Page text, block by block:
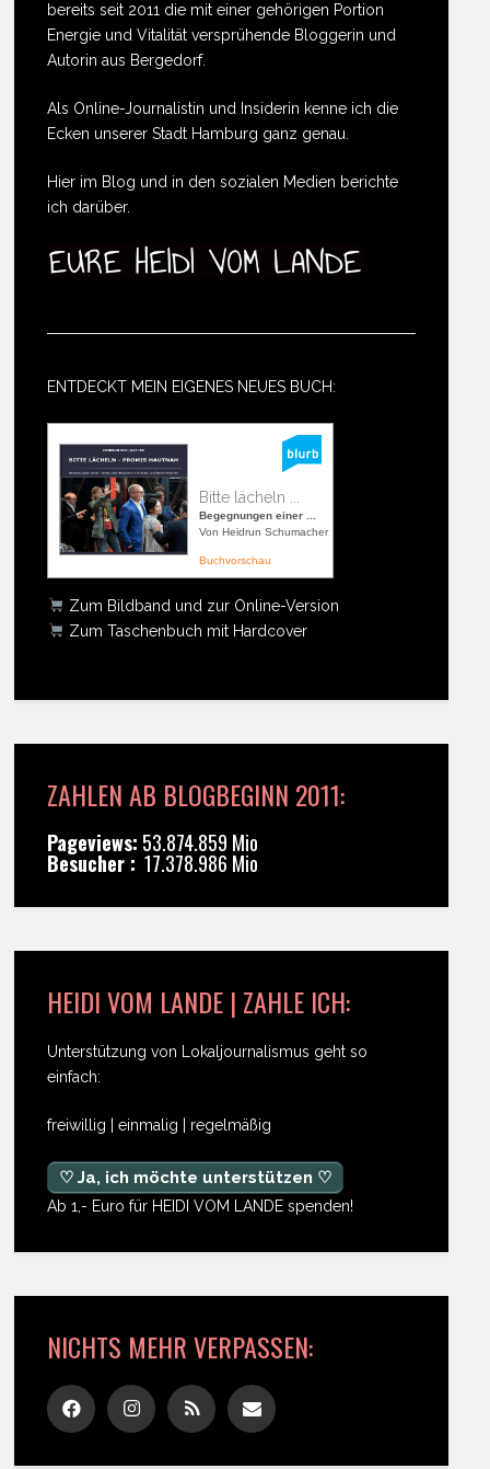
bereits seit 2011 die mit einer gehörigen Portion
Energie und Vitalität versprühende Bloggerin und
Autorin aus Bergedorf.
Als Online-Journalistin und Insiderin kenne ich die
Ecken unserer Stadt Hamburg ganz genau.
Hier im Blog und in den sozialen Medien berichte
ich darüber.
ENTDECKT MEIN EIGENES NEUES BUCH:
Bitte lächeln ...
Begegnungen einer ...
Von Heidrun Schumacher
Buchvorschau
Zum Bildband und zur Online-Version
Zum Taschenbuch mit Hardcover
ZAHLEN AB BLOGBEGINN 2011:
Pageviews: 53.874.859 Mio
Besucher : 17.378.986 Mio
HEIDI VOM LANDE | ZAHLE ICH:
Unterstützung von Lokaljournalismus geht so
einfach:
freiwillig | einmalig | regelmäßig
♡ Ja, ich möchte unterstützen ♡
Ab 1,- Euro für HEIDI VOM LANDE spenden!
NICHTS MEHR VERPASSEN: